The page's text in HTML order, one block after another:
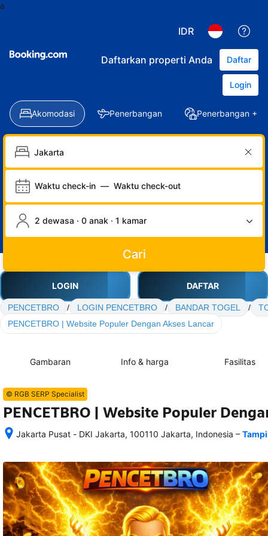
a
IDR
Daftarkan properti Anda Daftar
Login
Akomodasi Penerbangan Penerbangan +
Waktu check-in — Waktu check-out
2 dewasa · 0 anak · 1 kamar
Cari
LOGIN DAFTAR
PENCETBRO / LOGIN PENCETBRO / BANDAR TOGEL /
PENCETBRO | Website Populer Dengan Akses Lancar
Gambaran Info & harga Fasilitas
© RGB SERP Specialist
PENCETBRO | Website Populer
Jakarta Pusat - DKI Jakarta, 100110 Jakarta, Indonesia
semua
rincian
akomodasi
termasuk
nomor
telepon
–